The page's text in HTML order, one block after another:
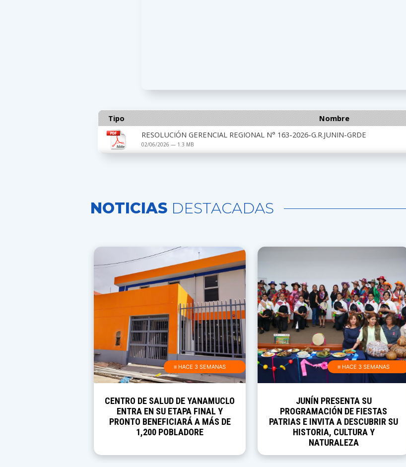
Tipo
Nombre
RESOLUCIÓN GERENCIAL REGIONAL N° 163-2026-G.R.JUNIN-GRDE
02/06/2026 — 1.3 MB
NOTICIAS DESTACADAS
≡ HACE 3 SEMANAS
CENTRO DE SALUD DE YANAMUCLO
ENTRA EN SU ETAPA FINAL Y
PRONTO BENEFICIARÁ A MÁS DE
1,200 POBLADORE
≡ HACE 3 SEMANAS
JUNÍN PRESENTA SU
PROGRAMACIÓN DE FIESTAS
PATRIAS E INVITA A DESCUBRIR SU
HISTORIA, CULTURA Y
NATURALEZA